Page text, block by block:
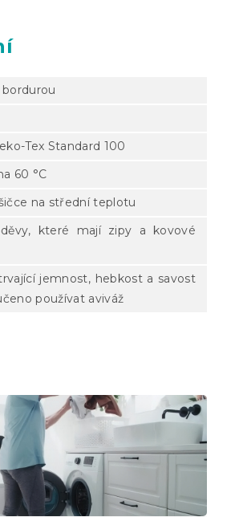
Tex Standard 100
60 °C
na střední teplotu
které mají zipy a kovové
jemnost, hebkost a savost
používat aviváž